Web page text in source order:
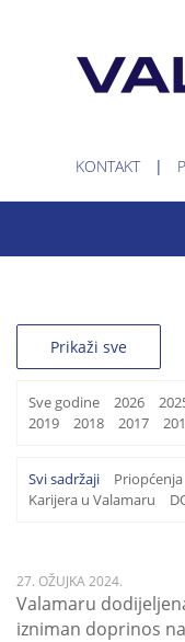
KONTAKT
Prikaži sve
Sve godine 2026
2019
2018 2017
Svi sadržaji Priopćenja
Karijera u Valamaru
27. OŽUJKA 2024.
Valamaru
izniman doprinos